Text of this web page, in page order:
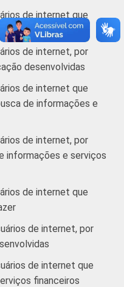
65
52
46
73
71
3
76
de internet que
comunicar
de internet, por
desenvolvidas
de internet que
de informações e
de internet, por
informações e serviços
de internet que
de internet, por
de internet que
financeiros